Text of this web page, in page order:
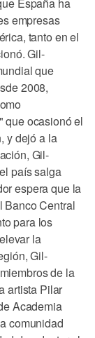
empresas
tanto en el
Gil-
que
2008,
que ocasionó el
y dejó a la
Gil-
país salga
espera que la
Banco Central
para los
la
Gil-
de la
artista Pilar
Academia
comunidad